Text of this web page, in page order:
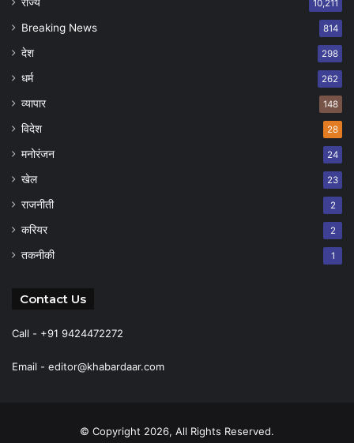
राज्य 10,211
Breaking News 814
देश 298
धर्म 262
व्यापार 148
विदेश 28
मनोरंजन 24
खेल 23
राजनीती 2
करियर 2
तकनीकी 1
Contact Us
Call - +91 9424472272
Email - editor@khabardaar.com
© Copyright 2026, All Rights Reserved.